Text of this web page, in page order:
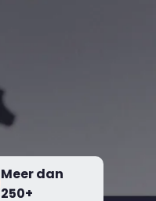
Meer dan
250+